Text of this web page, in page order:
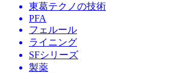
東葛テクノの技術
PFA
フェルール
ライニング
SFシリーズ
製薬